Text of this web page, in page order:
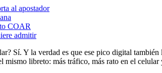
al apostador
COAR
admitir
Sí. Y la verdad es que ese pico digital
libreto: más tráfico, más rato en el